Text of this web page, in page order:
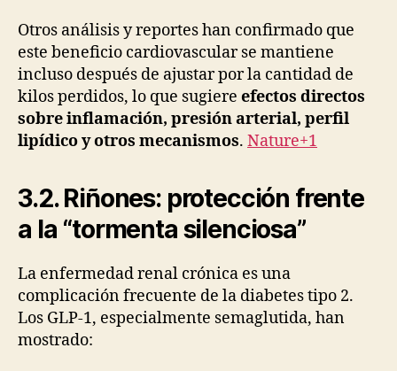
Otros análisis y reportes han confirmado que
este beneficio cardiovascular se mantiene
incluso después de ajustar por la cantidad de
kilos perdidos, lo que sugiere efectos directos
sobre inflamación, presión arterial, perfil
lipídico y otros mecanismos. Nature+1
3.2. Riñones: protección frente
a la “tormenta silenciosa”
La enfermedad renal crónica es una
complicación frecuente de la diabetes tipo 2.
Los GLP-1, especialmente semaglutida, han
mostrado: